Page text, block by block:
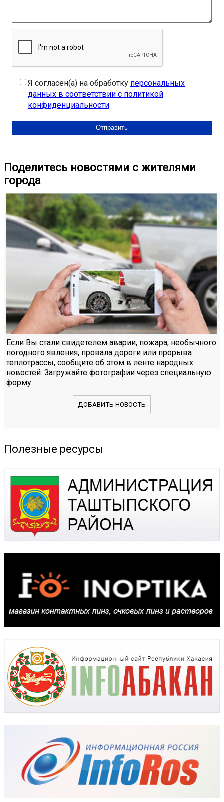
Я согласен(а) на обработку персональных
данных в соответствии с политикой
конфиденциальности
Поделитесь новостями с жителями
города
Если Вы стали свидетелем аварии, пожара, необычного
погодного явления, провала дороги или прорыва
теплотрассы, сообщите об этом в ленте народных
новостей. Загружайте фотографии через специальную
форму.
ДОБАВИТЬ НОВОСТЬ
Полезные ресурсы